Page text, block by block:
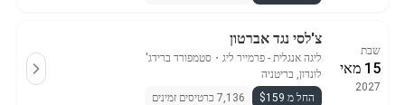
שבת
15 מאי
2027
צ'לסי נגד אברטון
ליגה אנגלית - פרמייר ליג ・ סטמפורד ברידג'
לונדון, בריטניה
החל מ $159
7,136 כרטיסים זמינים